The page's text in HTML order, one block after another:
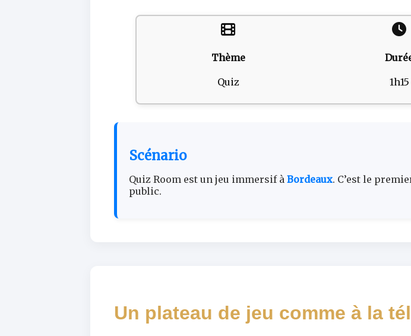
Thème
Quiz 1h15
Scénario
Quiz Room est un jeu immersif à Bordeaux. C’est le
public.
Un plateau de jeu comme à la